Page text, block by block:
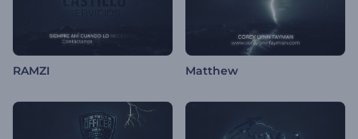
RAMZI Matthew